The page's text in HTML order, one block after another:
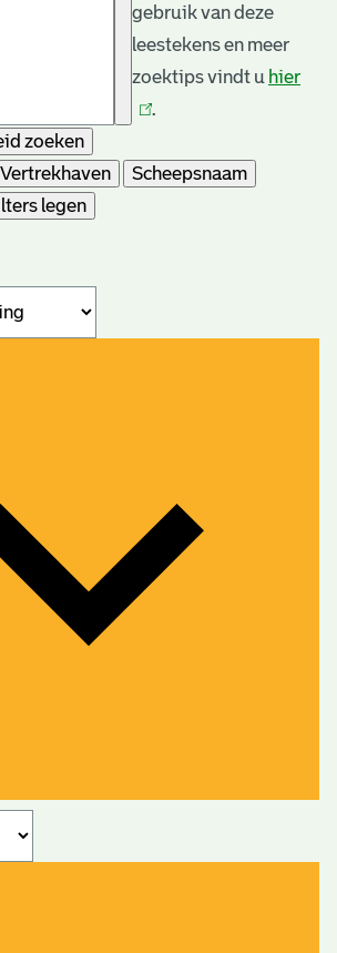
gebruik van deze
leestekens en meer
zoektips vindt u hier
.
zoeken
Vertrekhaven
Scheepsnaam
legen